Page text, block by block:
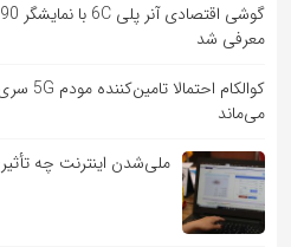
معرفی شد
می‌ماند
ملی‌شدن اینترنت چه